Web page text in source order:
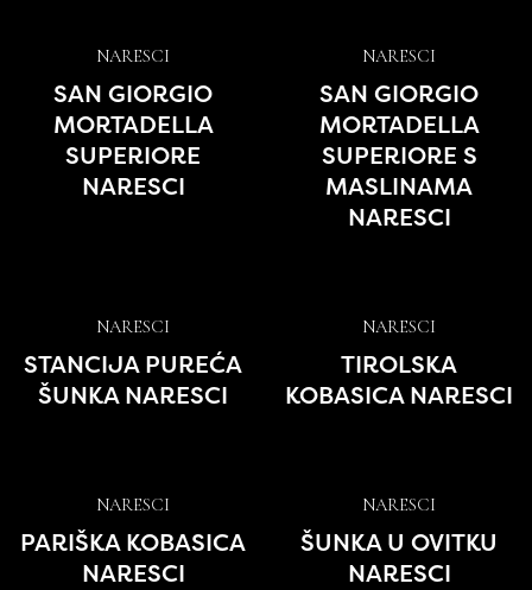
NARESCI
SAN GIORGIO
MORTADELLA
SUPERIORE
NARESCI
NARESCI
SAN GIORGIO
MORTADELLA
SUPERIORE S
MASLINAMA
NARESCI
NARESCI
STANCIJA PUREĆA
ŠUNKA NARESCI
NARESCI
TIROLSKA
KOBASICA NARESCI
NARESCI
PARIŠKA KOBASICA
NARESCI
NARESCI
ŠUNKA U OVITKU
NARESCI